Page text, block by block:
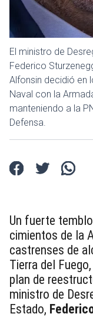
El ministro de
Federico
Alfonsin decidió en
Naval con la
manteniendo a la
Defensa.
Un fuerte
cimientos de la
castrenses de
Tierra del
plan de
ministro de
Estado,